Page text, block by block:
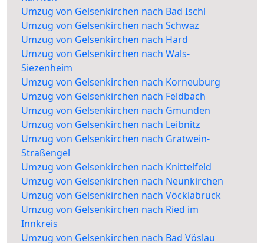
Umzug von Gelsenkirchen nach Bad Ischl
Umzug von Gelsenkirchen nach Schwaz
Umzug von Gelsenkirchen nach Hard
Umzug von Gelsenkirchen nach Wals-
Siezenheim
Umzug von Gelsenkirchen nach Korneuburg
Umzug von Gelsenkirchen nach Feldbach
Umzug von Gelsenkirchen nach Gmunden
Umzug von Gelsenkirchen nach Leibnitz
Umzug von Gelsenkirchen nach Gratwein-
Straßengel
Umzug von Gelsenkirchen nach Knittelfeld
Umzug von Gelsenkirchen nach Neunkirchen
Umzug von Gelsenkirchen nach Vöcklabruck
Umzug von Gelsenkirchen nach Ried im
Innkreis
Umzug von Gelsenkirchen nach Bad Vöslau